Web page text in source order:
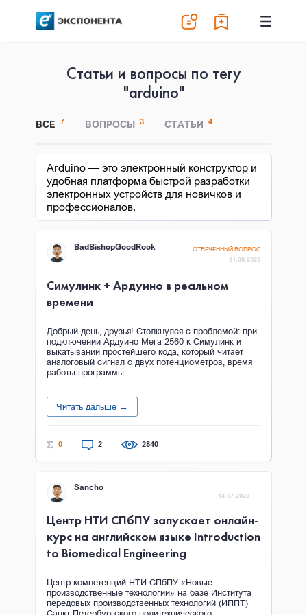
Статьи и вопросы по тегу
"arduino"
ВСЕ 7 ВОПРОСЫ 3 СТАТЬИ 4
Arduino — это электронный конструктор и
удобная платформа быстрой разработки
электронных устройств для новичков и
профессионалов.
ОТВЕЧЕННЫЙ ВОПРОС
11.08.2020
BadBishopGoodRook
Симулинк + Ардуино в реальном
времени
Добрый день, друзья! Столкнулся с проблемой: при
подключении Ардуино Мега 2560 к Симулинк и
выкатывании простейшего кода, который читает
аналоговый сигнал с двух потенциометров, время
работы программы...
Читать дальше →
0 2 2840
13.07.2020
Sancho
Центр НТИ СПбПУ запускает онлайн-
курс на английском языке Introduction
to Biomedical Engineering
Центр компетенций НТИ СПбПУ «Новые
производственные технологии» на базе Института
передовых производственных технологий (ИППТ)